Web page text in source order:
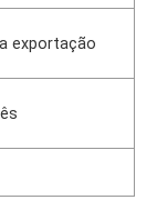
exportação